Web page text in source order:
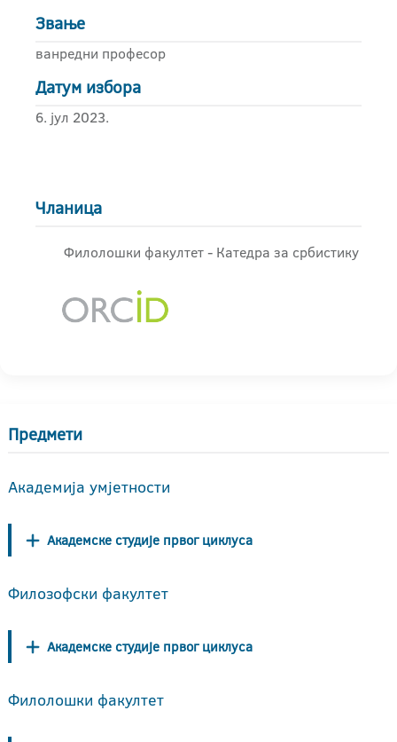
Звање
ванредни професор
Датум избора
6. јул 2023.
Чланица
Филолошки факултет - Катедра за србистику
Предмети
Академија умјетности
Академске студије првог циклуса
Филозофски факултет
Академске студије првог циклуса
Филолошки факултет